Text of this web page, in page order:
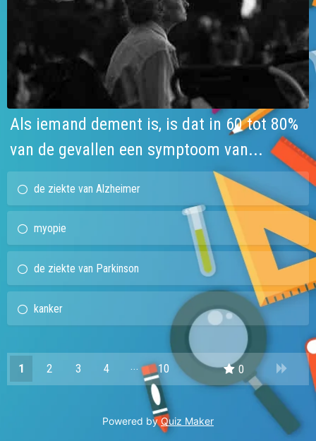
Als iemand dement is, is dat in 60 tot 80%
van de gevallen een symptoom van...
de ziekte van Alzheimer
myopie
de ziekte van Parkinson
kanker
1 2 3
4
10 0
Powered by Quiz Maker